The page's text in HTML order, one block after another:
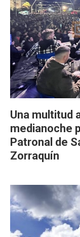
Una multitud
medianoche
Patronal de
Zorraquín